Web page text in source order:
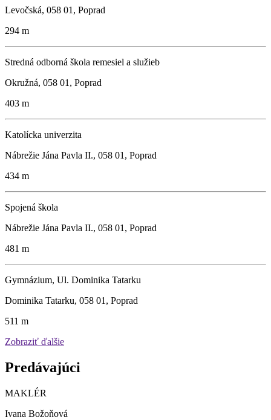
Levočská, 058 01, Poprad
294 m
Stredná odborná škola remesiel a služieb
Okružná, 058 01, Poprad
403 m
Katolícka univerzita
Nábrežie Jána Pavla II., 058 01, Poprad
434 m
Spojená škola
Nábrežie Jána Pavla II., 058 01, Poprad
481 m
Gymnázium, Ul. Dominika Tatarku
Dominika Tatarku, 058 01, Poprad
511 m
Zobraziť ďalšie
Predávajúci
MAKLÉR
Ivana Božoňová